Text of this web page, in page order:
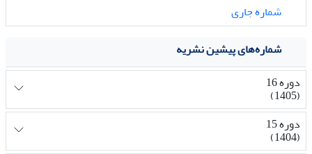
شماره جاری
شماره‌های پیشین نشریه
دوره 16
(1405)
دوره 15
(1404)